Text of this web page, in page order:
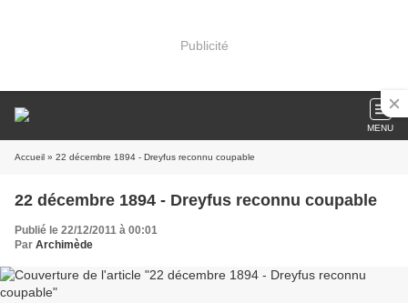
Publicité
MENU
Accueil » 22 décembre 1894 - Dreyfus reconnu coupable
22 décembre 1894 - Dreyfus reconnu coupable
Publié le 22/12/2011 à 00:01
Par Archimède